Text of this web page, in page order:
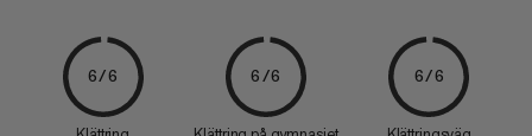
6/6 6/6 6/6